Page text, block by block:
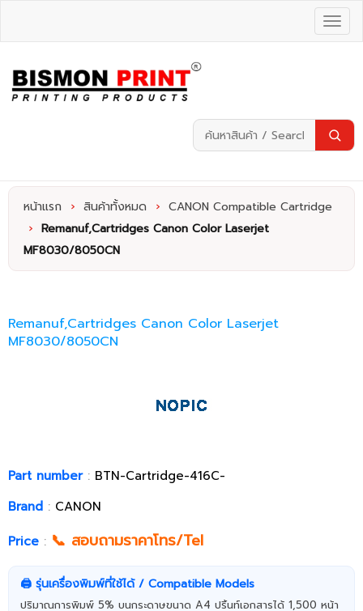
หน้าแรก › สินค้าทั้งหมด › CANON Compatible Cartridge
› Remanuf,Cartridges Canon Color Laserjet
MF8030/8050CN
Remanuf,Cartridges Canon Color Laserjet
MF8030/8050CN
Part number: BTN-Cartridge-416C-
Brand : CANON
Price : 📞 สอบถามราคาโทร/Tel
🖨️ รุ่นเครื่องพิมพ์ที่ใช้ได้ / Compatible Models
ปริมาณการพิมพ์ 5% บนกระดาษขนาด A4 ปริ้นท์เอกสารได้ 1,500 หน้า